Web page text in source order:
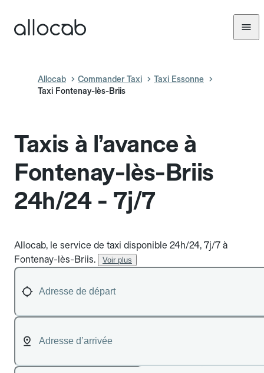
Allocab Commander Taxi
Taxi Essonne
Taxi Fontenay-lès-Briis
Taxis à l’avance à
Fontenay-lès-Briis
24h/24 - 7j/7
Allocab, le service de taxi disponible 24h/24, 7j/7 à
Fontenay-lès-Briis.
Voir plus